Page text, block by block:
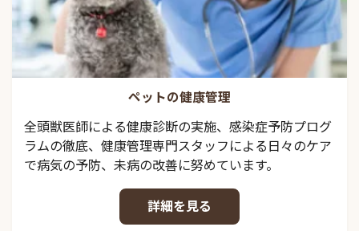
ペットの健康管理
全頭獣医師による健康診断の実施、感染症予防プログ
ラムの徹底、健康管理専門スタッフによる日々のケア
で病気の予防、未病の改善に努めています。
詳細を見る